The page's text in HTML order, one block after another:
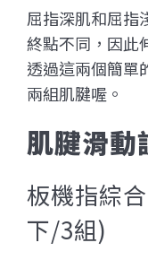
屈指深肌和屈指
終點不同，因此
透過這兩個簡單
兩組肌腱喔。
肌腱滑動
板機指綜
下/3組)